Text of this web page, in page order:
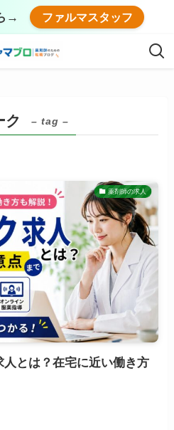
→ ファルマスタッフ
ク – tag –
薬剤師の求人
とは？在宅に近い働き方